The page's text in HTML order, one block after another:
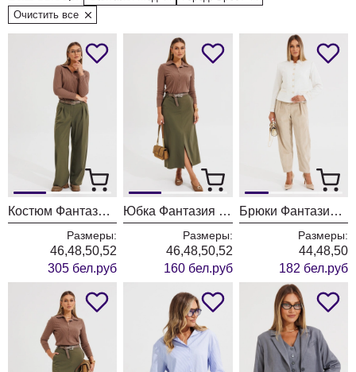
Очистить все
Костюм Фантазия Мод 5525
Размеры:
46,48,50,52
305 бел.руб
Юбка Фантазия Мод 5523-1
Размеры:
46,48,50,52
160 бел.руб
Брюки Фантазия Мод 5534-1
Размеры:
44,48,50
182 бел.руб